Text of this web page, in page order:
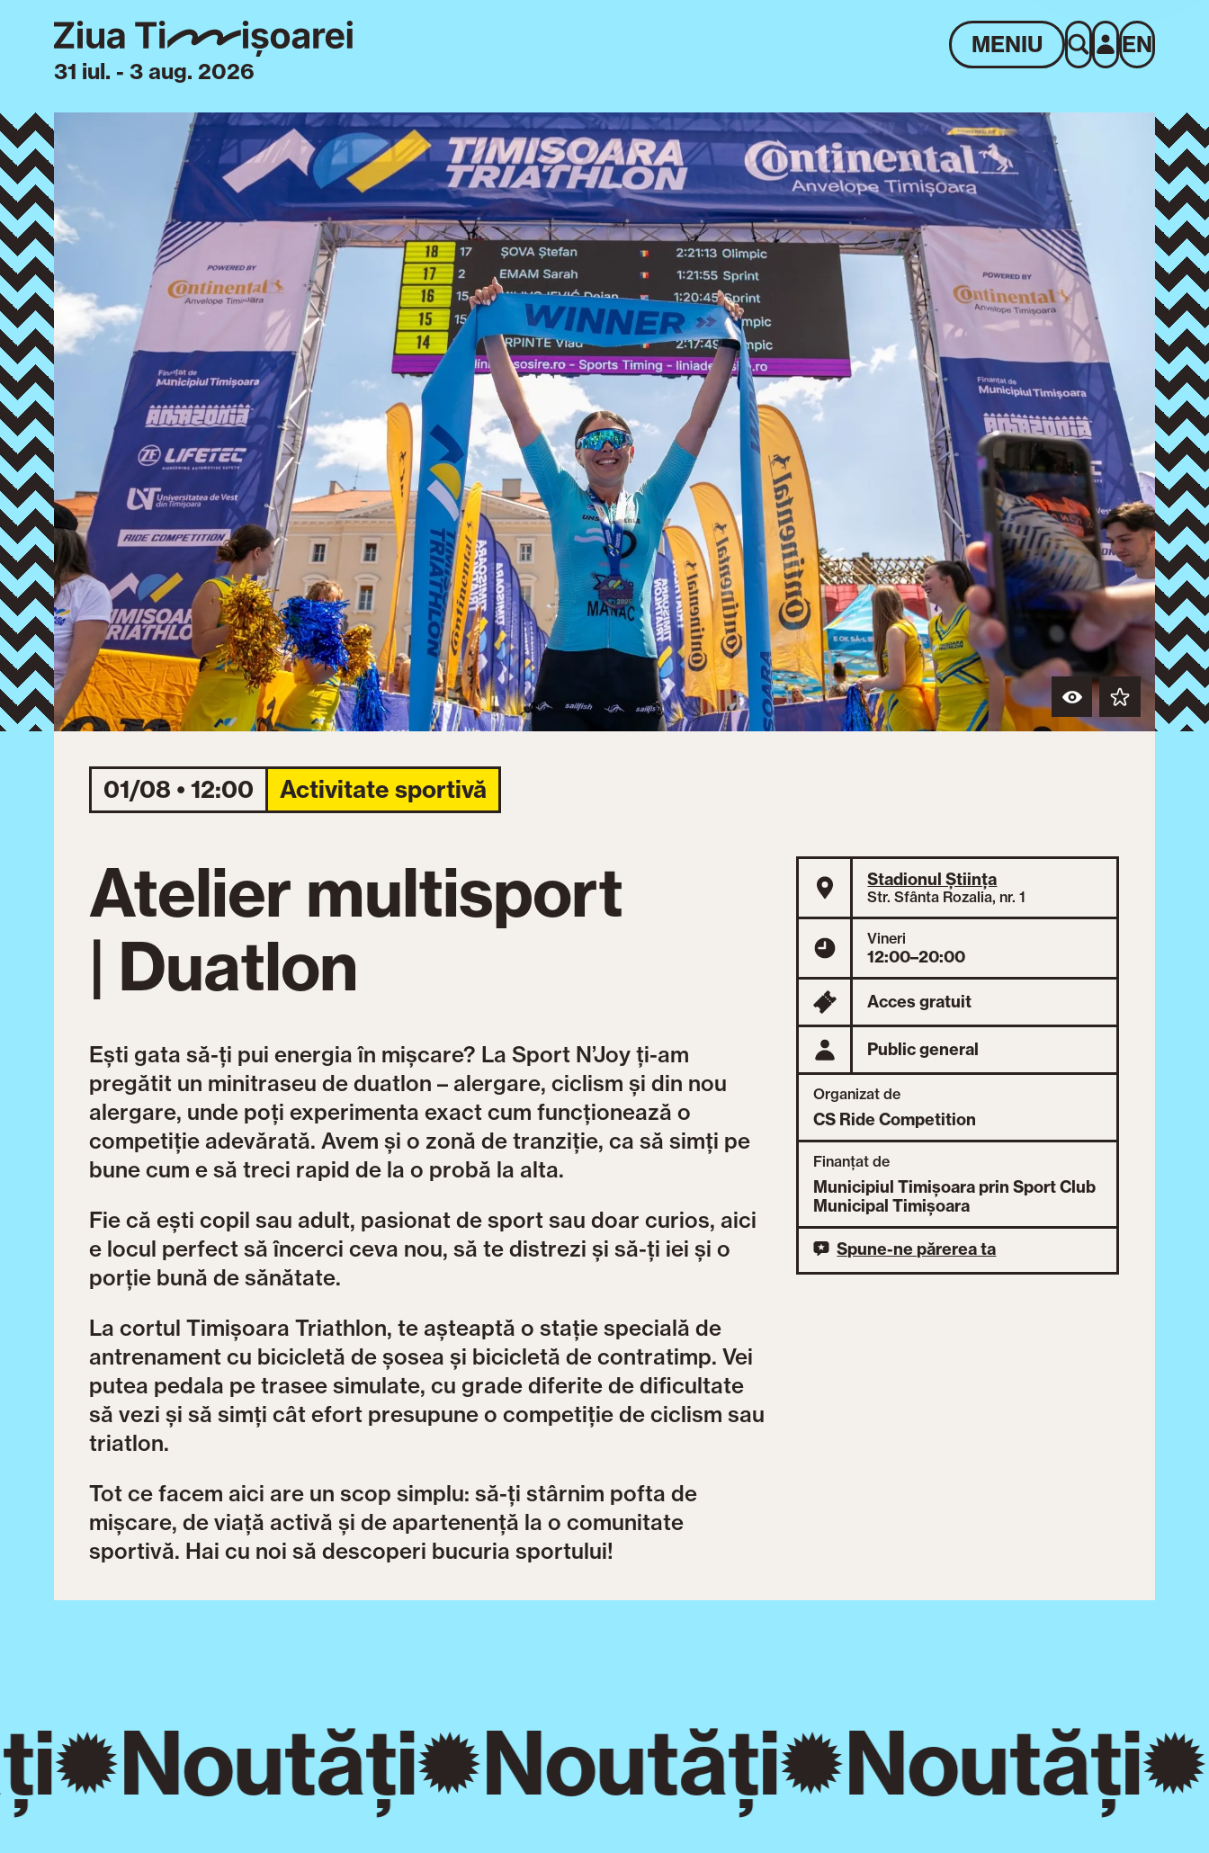
31 iul. - 3 aug. 2026
MENIU EN
01/08 • 12:00 Activitate sportivă
Atelier multisport
| Duatlon
Ești gata să-ți pui energia în mișcare? La Sport N’Joy ți-am
pregătit un minitraseu de duatlon – alergare, ciclism și din nou
alergare, unde poți experimenta exact cum funcționează o
competiție adevărată. Avem și o zonă de tranziție, ca să simți pe
bune cum e să treci rapid de la o probă la alta.
Fie că ești copil sau adult, pasionat de sport sau doar curios, aici
e locul perfect să încerci ceva nou, să te distrezi și să-ți iei și o
porție bună de sănătate.
La cortul Timișoara Triathlon, te așteaptă o stație specială de
antrenament cu bicicletă de șosea și bicicletă de contratimp. Vei
putea pedala pe trasee simulate, cu grade diferite de dificultate
să vezi și să simți cât efort presupune o competiție de ciclism sau
triatlon.
Tot ce facem aici are un scop simplu: să-ți stârnim pofta de
mișcare, de viață activă și de apartenență la o comunitate
sportivă. Hai cu noi să descoperi bucuria sportului!
Stadionul Știința
Str. Sfânta Rozalia, nr. 1
Vineri
12:00–20:00
Acces gratuit
Public general
Organizat de
CS Ride Competition
Finanțat de
Municipiul Timișoara prin Sport Club
Municipal Timișoara
Spune-ne părerea ta
Noutăți Noutăți Noutăți